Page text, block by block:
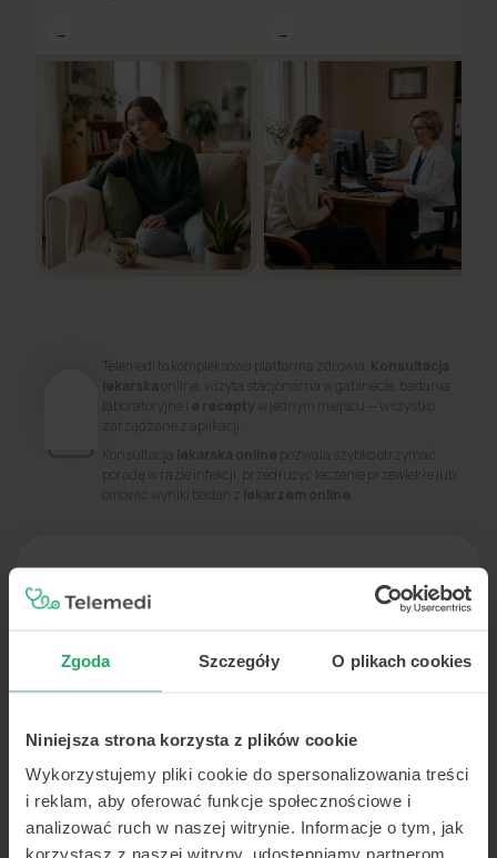
Zgoda Szczegóły O plikach cookies
Niniejsza strona korzysta z plików cookie
Wykorzystujemy pliki cookie do spersonalizowania treści
i reklam, aby oferować funkcje społecznościowe i
analizować ruch w naszej witrynie. Informacje o tym, jak
korzystasz z naszej witryny, udostępniamy partnerom
→ →
Telemedi to kompleksowa platforma zdrowia. Konsultacja
lekarskaonline, wizyta stacjonarna w gabinecie, badania
laboratoryjne i e recepty w jednym miejscu — wszystko
zarządzane z aplikacji.
Konsultacja lekarska online pozwala szybko otrzymać
poradę w razie infekcji, przedłużyć leczenie przewlekłe lub
omówić wyniki badań z lekarzem online